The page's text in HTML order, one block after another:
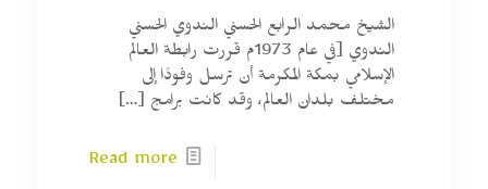
الشيخ محمد الرابع الحسني الندوي الحسني
الندوي [في عام 1973م قررت رابطة العالم
الإسلامي بمكة المكرمة أن ترسل وفودًا إلى
مختلف بلدان العالم، وقد كانت برامج […]
Read more